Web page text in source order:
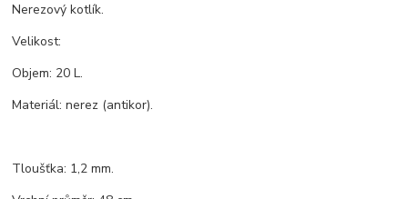
Nerezový kotlík.
Velikost:
Objem: 20 L.
Materiál: nerez (antikor).
Tloušťka: 1,2 mm.